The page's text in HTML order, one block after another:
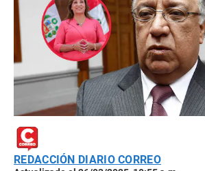
REDACCIÓN DIARIO CORREO